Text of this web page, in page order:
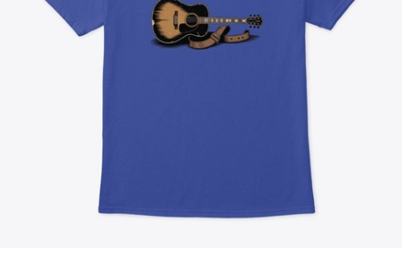
Überall verkaufen